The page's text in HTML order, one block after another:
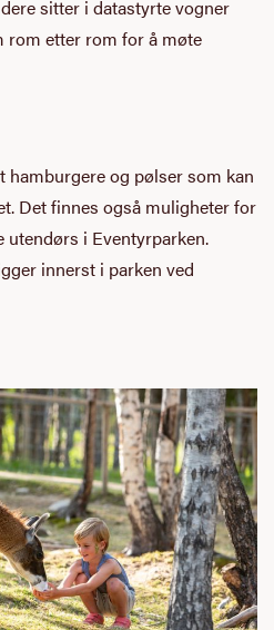
sitter i datastyrte vogner
rom etter rom for å møte
hamburgere og pølser som kan
Det finnes også muligheter for
utendørs i Eventyrparken.
innerst i parken ved